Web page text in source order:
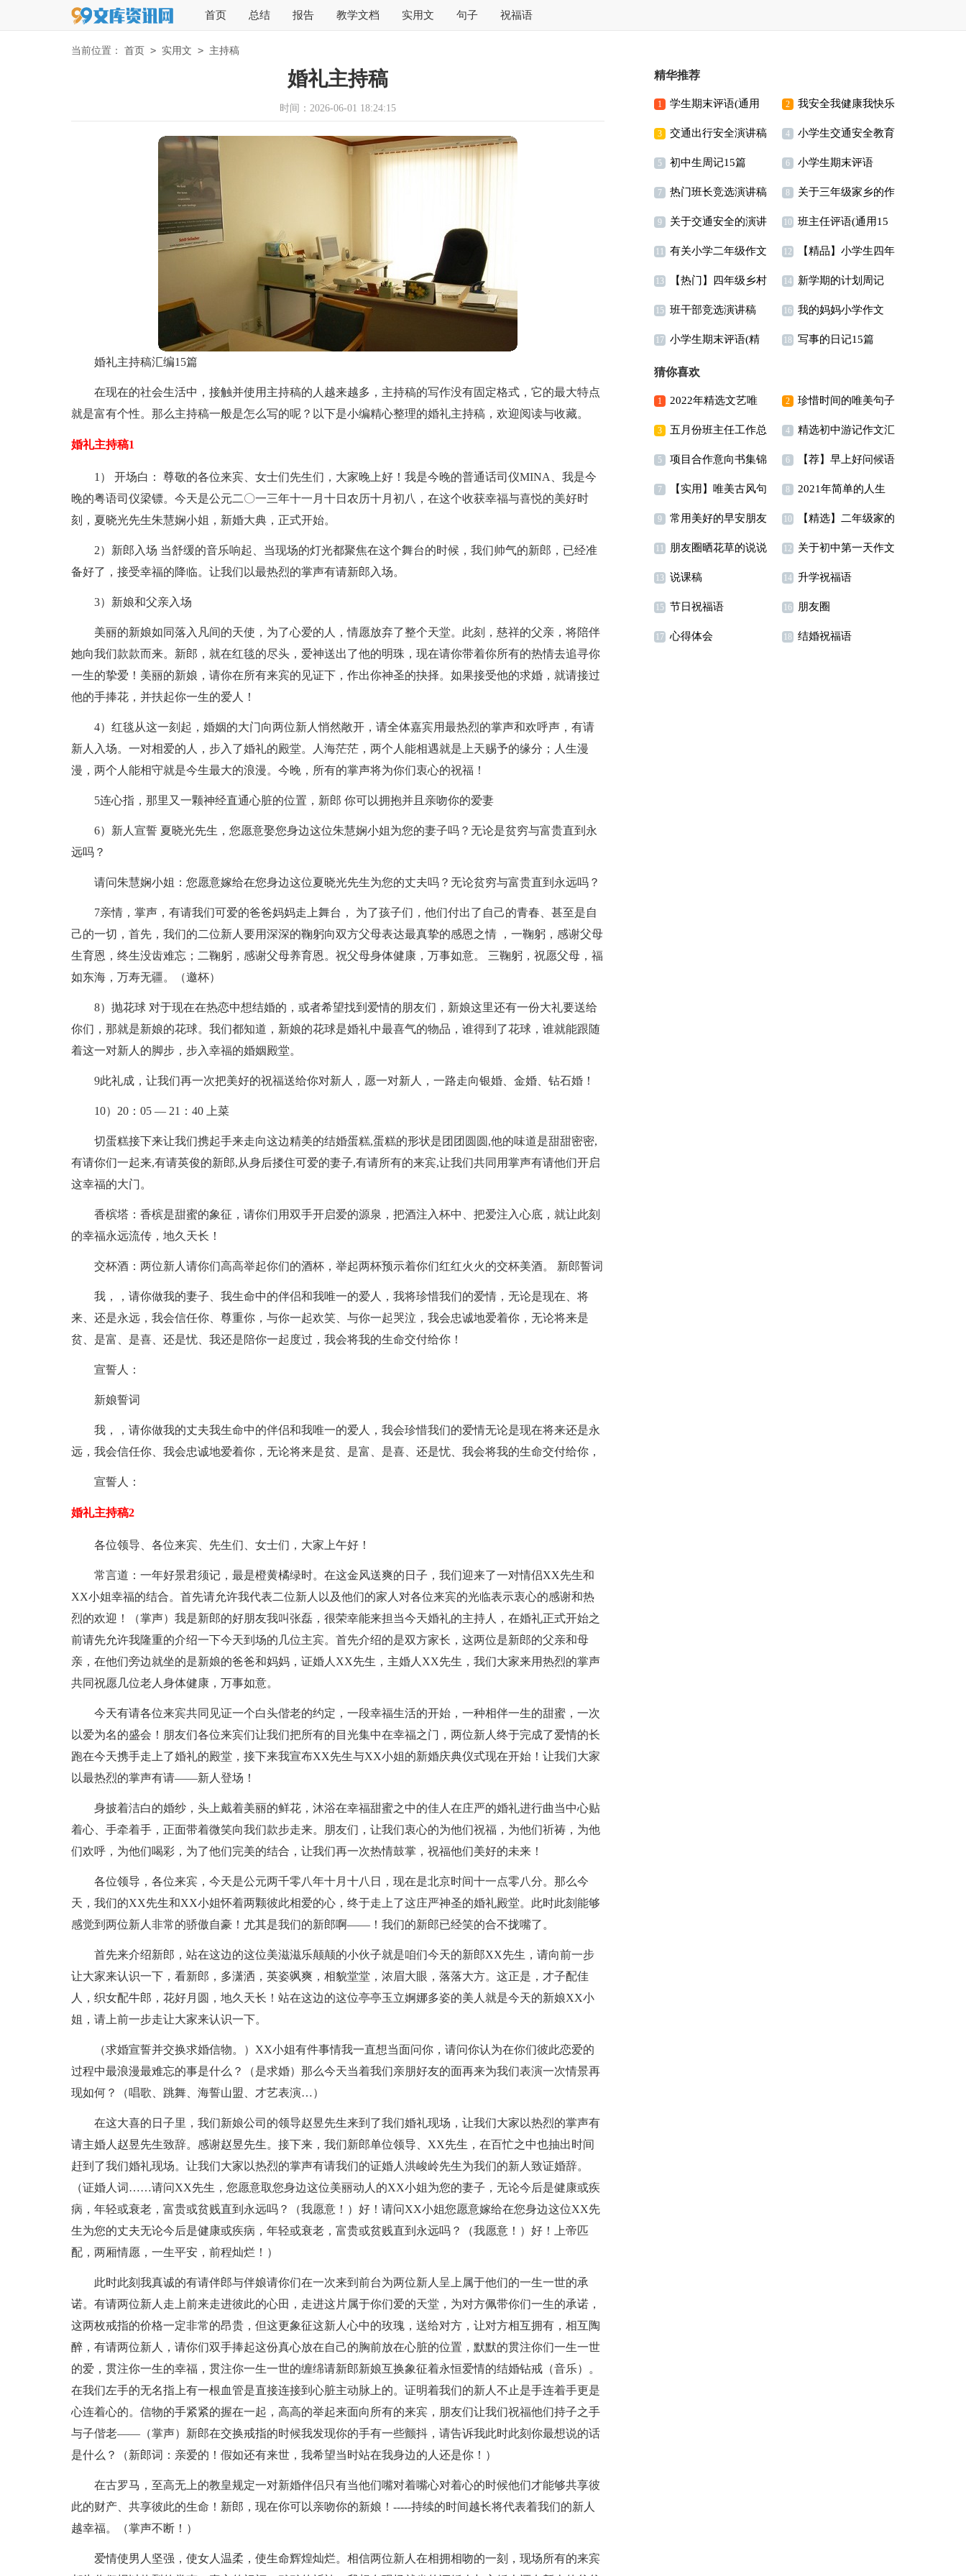
首页 总结 报告 教学文档 实用文 句子 祝福语
当前位置： 首页 > 实用文 > 主持稿
婚礼主持稿
时间：2026-06-01 18:24:15
婚礼主持稿汇编15篇
在现在的社会生活中，接触并使用主持稿的人越来越多，主持稿的写作没有固定格式，它的最大特点
就是富有个性。那么主持稿一般是怎么写的呢？以下是小编精心整理的婚礼主持稿，欢迎阅读与收藏。
婚礼主持稿1
1） 开场白： 尊敬的各位来宾、女士们先生们，大家晚上好！我是今晚的普通话司仪MINA、我是今
晚的粤语司仪梁镖。今天是公元二〇一三年十一月十日农历十月初八，在这个收获幸福与喜悦的美好时
刻，夏晓光先生朱慧娴小姐，新婚大典，正式开始。
2）新郎入场 当舒缓的音乐响起、当现场的灯光都聚焦在这个舞台的时候，我们帅气的新郎，已经准
备好了，接受幸福的降临。让我们以最热烈的掌声有请新郎入场。
3）新娘和父亲入场
美丽的新娘如同落入凡间的天使，为了心爱的人，情愿放弃了整个天堂。此刻，慈祥的父亲，将陪伴
她向我们款款而来。新郎，就在红毯的尽头，爱神送出了他的明珠，现在请你带着你所有的热情去追寻你
一生的挚爱！美丽的新娘，请你在所有来宾的见证下，作出你神圣的抉择。如果接受他的求婚，就请接过
他的手捧花，并扶起你一生的爱人！
4）红毯从这一刻起，婚姻的大门向两位新人悄然敞开，请全体嘉宾用最热烈的掌声和欢呼声，有请
新人入场。一对相爱的人，步入了婚礼的殿堂。人海茫茫，两个人能相遇就是上天赐予的缘分；人生漫
漫，两个人能相守就是今生最大的浪漫。今晚，所有的掌声将为你们衷心的祝福！
5连心指，那里又一颗神经直通心脏的位置，新郎 你可以拥抱并且亲吻你的爱妻
6）新人宣誓 夏晓光先生，您愿意娶您身边这位朱慧娴小姐为您的妻子吗？无论是贫穷与富贵直到永
远吗？
请问朱慧娴小姐：您愿意嫁给在您身边这位夏晓光先生为您的丈夫吗？无论贫穷与富贵直到永远吗？
7亲情，掌声，有请我们可爱的爸爸妈妈走上舞台， 为了孩子们，他们付出了自己的青春、甚至是自
己的一切，首先，我们的二位新人要用深深的鞠躬向双方父母表达最真挚的感恩之情 ，一鞠躬，感谢父母
生育恩，终生没齿难忘；二鞠躬，感谢父母养育恩。祝父母身体健康，万事如意。 三鞠躬，祝愿父母，福
如东海，万寿无疆。（邀杯）
8）抛花球 对于现在在热恋中想结婚的，或者希望找到爱情的朋友们，新娘这里还有一份大礼要送给
你们，那就是新娘的花球。我们都知道，新娘的花球是婚礼中最喜气的物品，谁得到了花球，谁就能跟随
着这一对新人的脚步，步入幸福的婚姻殿堂。
9此礼成，让我们再一次把美好的祝福送给你对新人，愿一对新人，一路走向银婚、金婚、钻石婚！
10）20：05 — 21：40 上菜
切蛋糕接下来让我们携起手来走向这边精美的结婚蛋糕,蛋糕的形状是团团圆圆,他的味道是甜甜密密,
有请你们一起来,有请英俊的新郎,从身后搂住可爱的妻子,有请所有的来宾,让我们共同用掌声有请他们开启
这幸福的大门。
香槟塔：香槟是甜蜜的象征，请你们用双手开启爱的源泉，把酒注入杯中、把爱注入心底，就让此刻
的幸福永远流传，地久天长！
交杯酒：两位新人请你们高高举起你们的酒杯，举起两杯预示着你们红红火火的交杯美酒。 新郎誓词
我，，请你做我的妻子、我生命中的伴侣和我唯一的爱人，我将珍惜我们的爱情，无论是现在、将
来、还是永远，我会信任你、尊重你，与你一起欢笑、与你一起哭泣，我会忠诚地爱着你，无论将来是
贫、是富、是喜、还是忧、我还是陪你一起度过，我会将我的生命交付给你！
宣誓人：
新娘誓词
我，，请你做我的丈夫我生命中的伴侣和我唯一的爱人，我会珍惜我们的爱情无论是现在将来还是永
远，我会信任你、我会忠诚地爱着你，无论将来是贫、是富、是喜、还是忧、我会将我的生命交付给你，
宣誓人：
婚礼主持稿2
各位领导、各位来宾、先生们、女士们，大家上午好！
常言道：一年好景君须记，最是橙黄橘绿时。在这金风送爽的日子，我们迎来了一对情侣XX先生和
XX小姐幸福的结合。首先请允许我代表二位新人以及他们的家人对各位来宾的光临表示衷心的感谢和热
烈的欢迎！（掌声）我是新郎的好朋友我叫张磊，很荣幸能来担当今天婚礼的主持人，在婚礼正式开始之
前请先允许我隆重的介绍一下今天到场的几位主宾。首先介绍的是双方家长，这两位是新郎的父亲和母
亲，在他们旁边就坐的是新娘的爸爸和妈妈，证婚人XX先生，主婚人XX先生，我们大家来用热烈的掌声
共同祝愿几位老人身体健康，万事如意。
今天有请各位来宾共同见证一个白头偕老的约定，一段幸福生活的开始，一种相伴一生的甜蜜，一次
以爱为名的盛会！朋友们各位来宾们让我们把所有的目光集中在幸福之门，两位新人终于完成了爱情的长
跑在今天携手走上了婚礼的殿堂，接下来我宣布XX先生与XX小姐的新婚庆典仪式现在开始！让我们大家
以最热烈的掌声有请——新人登场！
身披着洁白的婚纱，头上戴着美丽的鲜花，沐浴在幸福甜蜜之中的佳人在庄严的婚礼进行曲当中心贴
着心、手牵着手，正面带着微笑向我们款步走来。朋友们，让我们衷心的为他们祝福，为他们祈祷，为他
们欢呼，为他们喝彩，为了他们完美的结合，让我们再一次热情鼓掌，祝福他们美好的未来！
各位领导，各位来宾，今天是公元两千零八年十月十八日，现在是北京时间十一点零八分。那么今
天，我们的XX先生和XX小姐怀着两颗彼此相爱的心，终于走上了这庄严神圣的婚礼殿堂。此时此刻能够
感觉到两位新人非常的骄傲自豪！尤其是我们的新郎啊——！我们的新郎已经笑的合不拢嘴了。
首先来介绍新郎，站在这边的这位美滋滋乐颠颠的小伙子就是咱们今天的新郎XX先生，请向前一步
让大家来认识一下，看新郎，多潇洒，英姿飒爽，相貌堂堂，浓眉大眼，落落大方。这正是，才子配佳
人，织女配牛郎，花好月圆，地久天长！站在这边的这位亭亭玉立婀娜多姿的美人就是今天的新娘XX小
姐，请上前一步走让大家来认识一下。
（求婚宣誓并交换求婚信物。）XX小姐有件事情我一直想当面问你，请问你认为在你们彼此恋爱的
过程中最浪漫最难忘的事是什么？（是求婚）那么今天当着我们亲朋好友的面再来为我们表演一次情景再
现如何？（唱歌、跳舞、海誓山盟、才艺表演…）
在这大喜的日子里，我们新娘公司的领导赵昱先生来到了我们婚礼现场，让我们大家以热烈的掌声有
请主婚人赵昱先生致辞。感谢赵昱先生。接下来，我们新郎单位领导、XX先生，在百忙之中也抽出时间
赶到了我们婚礼现场。让我们大家以热烈的掌声有请我们的证婚人洪峻岭先生为我们的新人致证婚辞。
（证婚人词……请问XX先生，您愿意取您身边这位美丽动人的XX小姐为您的妻子，无论今后是健康或疾
病，年轻或衰老，富贵或贫贱直到永远吗？（我愿意！）好！请问XX小姐您愿意嫁给在您身边这位XX先
生为您的丈夫无论今后是健康或疾病，年轻或衰老，富贵或贫贱直到永远吗？（我愿意！）好！上帝匹
配，两厢情愿，一生平安，前程灿烂！）
此时此刻我真诚的有请伴郎与伴娘请你们在一次来到前台为两位新人呈上属于他们的一生一世的承
诺。有请两位新人走上前来走进彼此的心田，走进这片属于你们爱的天堂，为对方佩带你们一生的承诺，
这两枚戒指的价格一定非常的昂贵，但这更象征这新人心中的玫瑰，送给对方，让对方相互拥有，相互陶
醉，有请两位新人，请你们双手捧起这份真心放在自己的胸前放在心脏的位置，默默的贯注你们一生一世
的爱，贯注你一生的幸福，贯注你一生一世的缠绵请新郎新娘互换象征着永恒爱情的结婚钻戒（音乐）。
在我们左手的无名指上有一根血管是直接连接到心脏主动脉上的。证明着我们的新人不止是手连着手更是
心连着心的。信物的手紧紧的握在一起，高高的举起来面向所有的来宾，朋友们让我们祝福他们持子之手
与子偕老——（掌声）新郎在交换戒指的时候我发现你的手有一些颤抖，请告诉我此时此刻你最想说的话
是什么？（新郎词：亲爱的！假如还有来世，我希望当时站在我身边的人还是你！）
在古罗马，至高无上的教皇规定一对新婚伴侣只有当他们嘴对着嘴心对着心的时候他们才能够共享彼
此的财产、共享彼此的生命！新郎，现在你可以亲吻你的新娘！-----持续的时间越长将代表着我们的新人
越幸福。（掌声不断！）
爱情使男人坚强，使女人温柔，使生命辉煌灿烂。相信两位新人在相拥相吻的一刻，现场所有的来宾
精华推荐
1 学生期末评语(通用
15篇)
2 我安全我健康我快乐
演讲稿11篇
3 交通出行安全演讲稿 4 小学生交通安全教育
演讲稿11篇
5 初中生周记15篇 6 小学生期末评语
【荐】
7 热门班长竞选演讲稿 8 关于三年级家乡的作
文3篇
9 关于交通安全的演讲
稿(合集15篇)
10 班主任评语(通用15
篇)
11 有关小学二年级作文
300字汇编9篇
12 【精品】小学生四年
级作文300字合集十篇
13 【热门】四年级乡村
美景作文四篇
14 新学期的计划周记
15 班干部竞选演讲稿
(汇编15篇)
16 我的妈妈小学作文
(集锦15篇)
17 小学生期末评语(精
选15篇)
18 写事的日记15篇
猜你喜欢
1 2022年精选文艺唯
美句子摘录36句
2 珍惜时间的唯美句子
3 五月份班主任工作总
结
4 精选初中游记作文汇
编十篇
5 项目合作意向书集锦
15篇
6 【荐】早上好问候语
7 【实用】唯美古风句
子集锦70句
8 2021年简单的人生
格言座右铭摘录88条
9 常用美好的早安朋友
圈问候语大汇总67条
10 【精选】二年级家的
作文300字4篇
11 朋友圈晒花草的说说
15篇
12 关于初中第一天作文
合集9篇
13 说课稿 14 升学祝福语
15 节日祝福语 16 朋友圈
17 心得体会 18 结婚祝福语